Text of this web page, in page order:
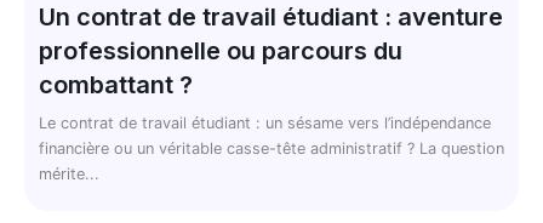
Un contrat de travail étudiant : aventure
professionnelle ou parcours du
combattant ?
Le contrat de travail étudiant : un sésame vers l’indépendance
financière ou un véritable casse-tête administratif ? La question
mérite...